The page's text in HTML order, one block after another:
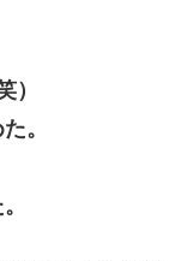
）
。